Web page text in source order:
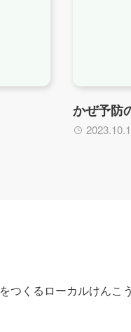
かぜ予防
をつくるローカルけんこ